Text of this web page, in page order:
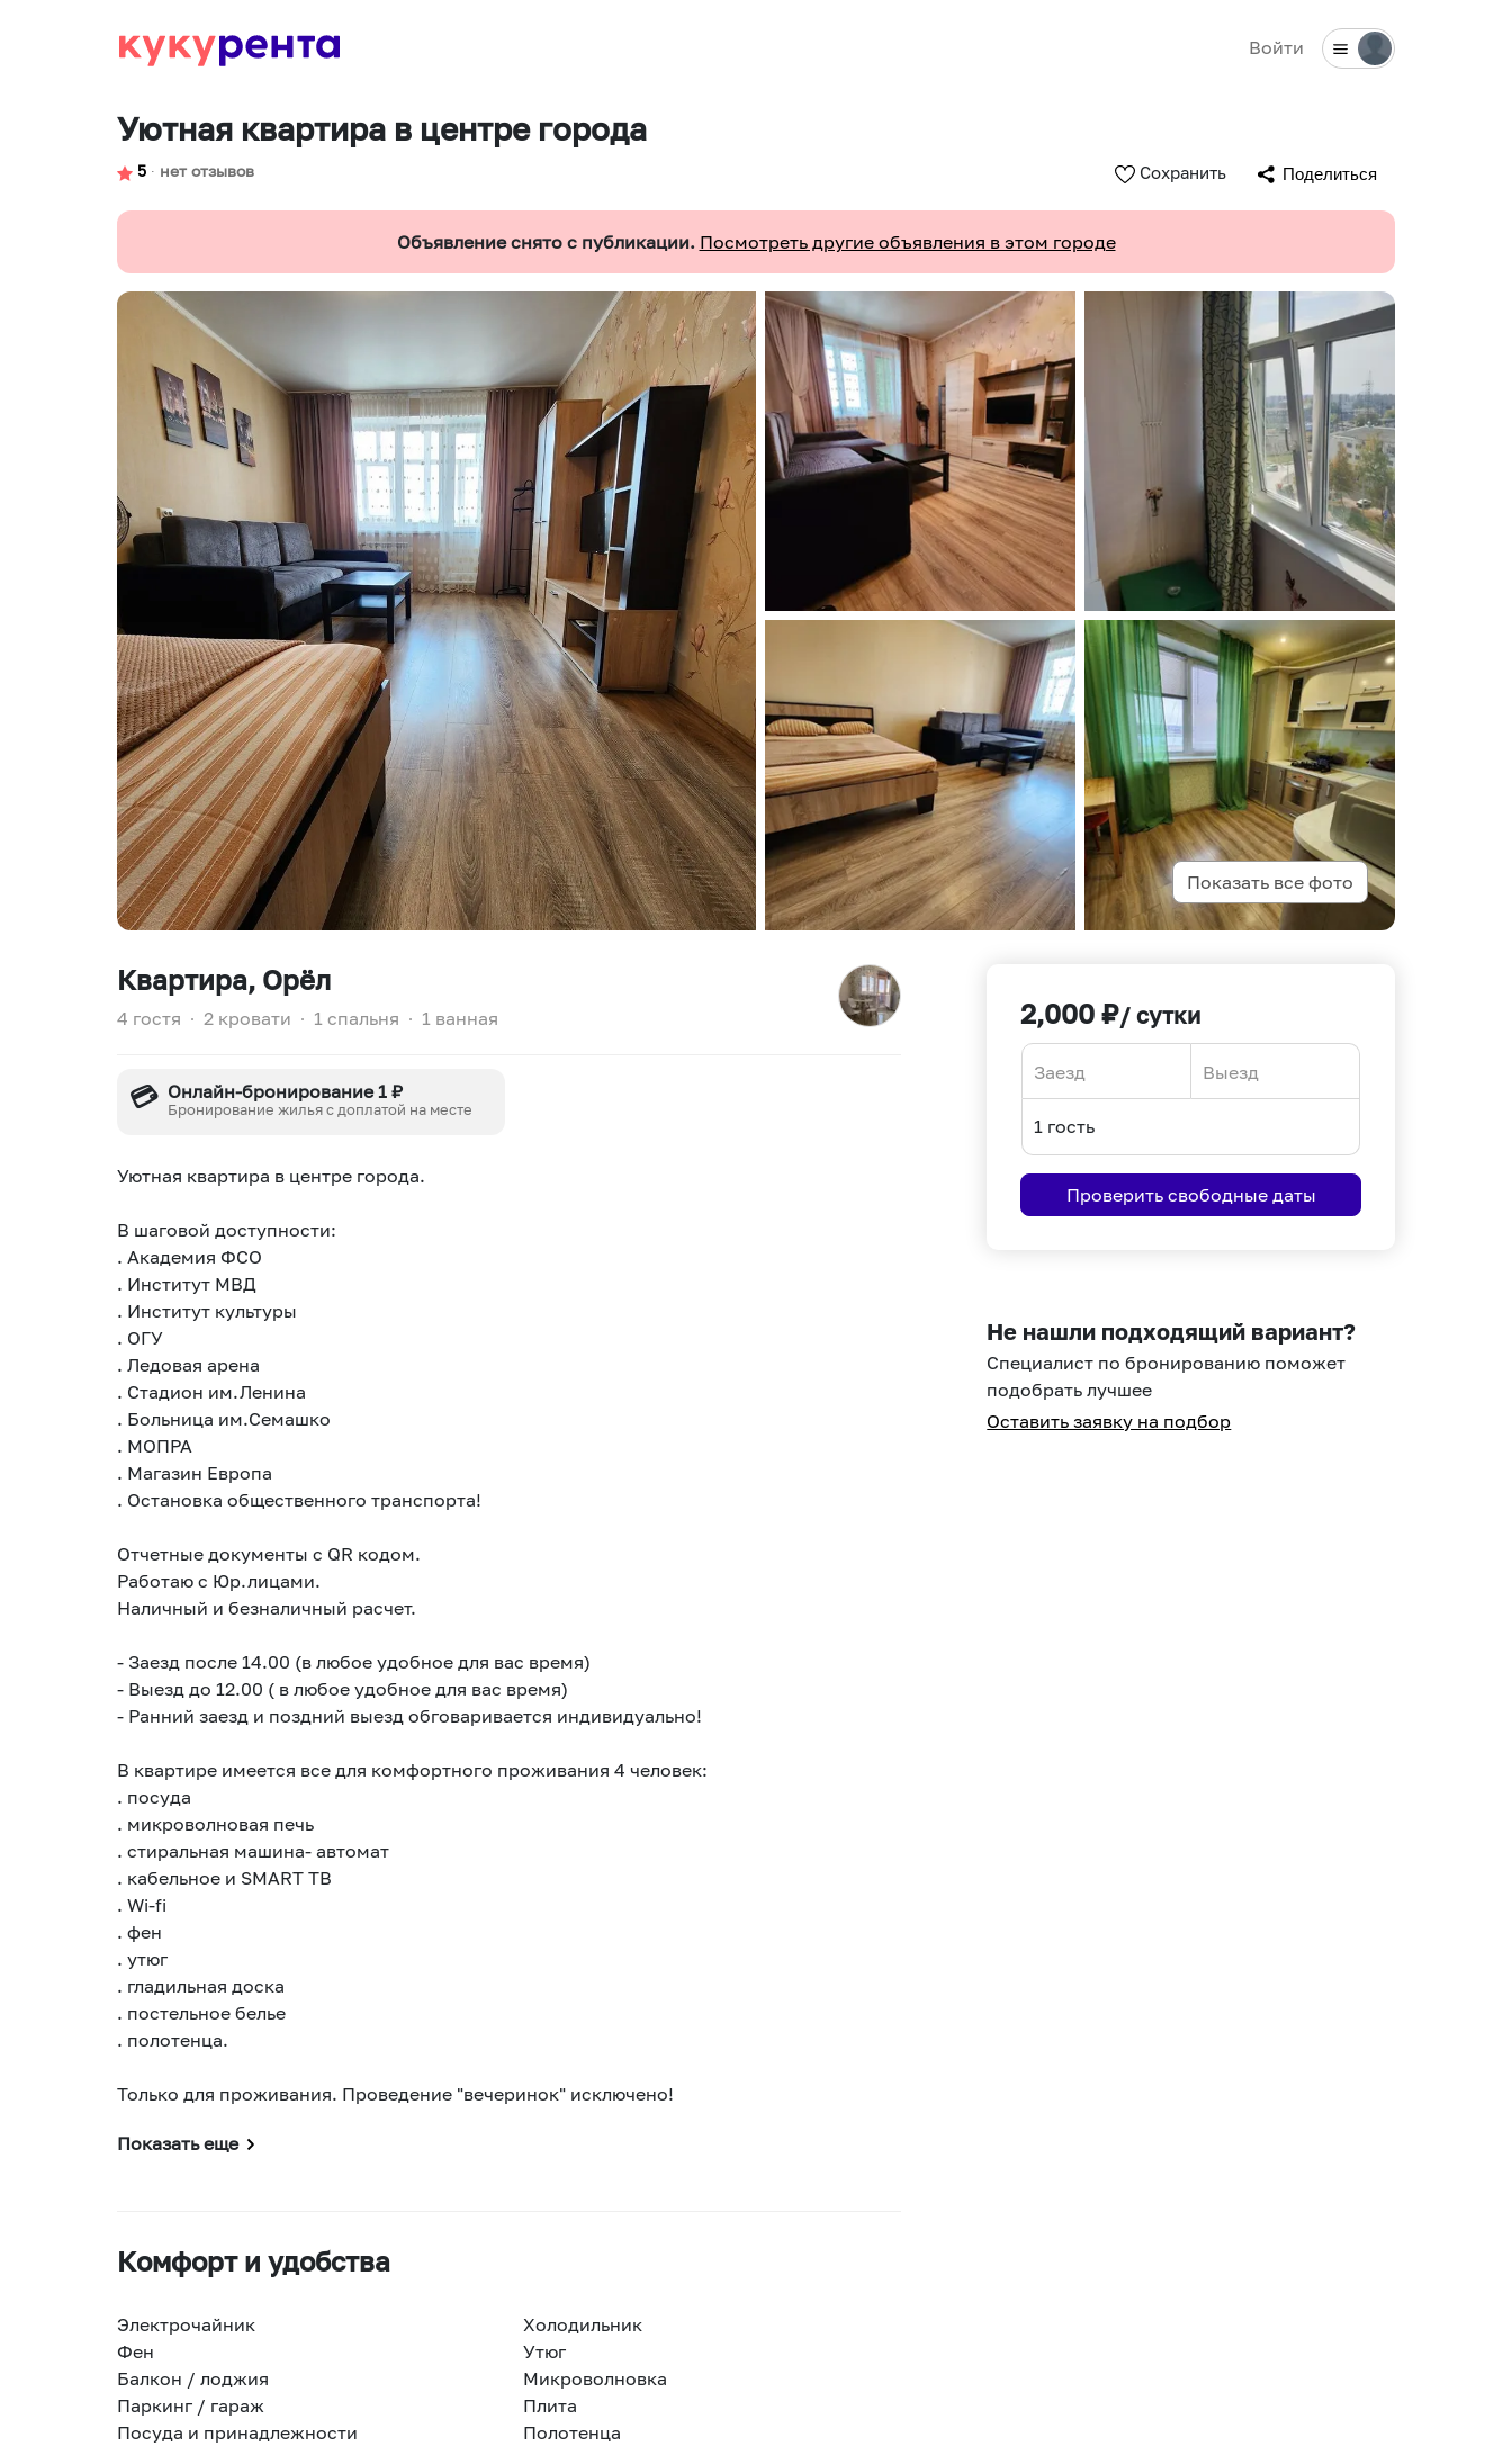
Войти
Уютная квартира в центре города
5 ∙ нет отзывов Сохранить Поделиться
Объявление снято с публикации. Посмотреть другие объявления в этом городе
Показать все фото
Квартира, Орёл
4 гостя ∙ 2 кровати ∙ 1 спальня ∙ 1 ванная
💳 Онлайн-бронирование 1 ₽
Бронирование жилья с доплатой на месте
Уютная квapтирa в цeнтpе гоpoда.
B шaговой доcтупноcти:
. Академия ФCО
. Институт МВД
. Институт культуры
. ОГУ
. Ледовая арена
. Стадион им.Ленина
. Больница им.Семашко
. МОПРА
. Магазин Европа
. Остановка общественного транспорта!
Отчетные документы с QR кодом.
Работаю с Юр.лицами.
Наличный и безналичный расчет.
- Заезд после 14.00 (в любое удобное для вас время)
- Выезд до 12.00 ( в любое удобное для вас время)
- Ранний заезд и поздний выезд обговаривается индивидуально!
В квартире имеется все для комфортного проживания 4 человек:
. посуда
. микроволновая печь
. стиральная машина- автомат
. кабельное и SМАRТ ТВ
. Wi-fi
. фен
. утюг
. гладильная доска
. постельное белье
. полотенца.
Только для проживания. Проведение "вечеринок" исключено!
Показать еще
Комфорт и удобства
Электрочайник
Холодильник
Фен
Утюг
Балкон / лоджия
Микроволновка
Паркинг / гараж
Плита
Посуда и принадлежности
Полотенца
2,000 ₽/ сутки
forward
interact
with
select
a
date.
the
interact
with
select
a
the
Проверить свободные даты
Не нашли подходящий вариант?
Специалист по бронированию поможет
подобрать лучшее
Оставить заявку на подбор